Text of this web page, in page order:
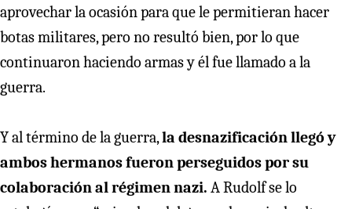
aprovechar la ocasión para que le permitieran hacer
botas militares, pero no resultó bien, por lo que
continuaron haciendo armas y él fue llamado a la
guerra.
Y al término de la guerra,la desnazificación llegó y
ambos hermanos fueron perseguidos por su
colaboración al régimen nazi. A Rudolf se lo